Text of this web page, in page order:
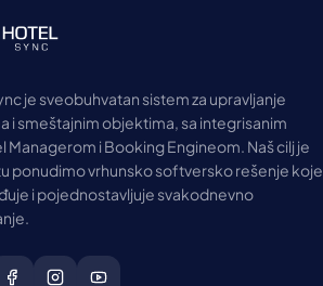
je sveobuhvatan sistem za upravljanje
i smeštajnim objektima, sa integrisanim
Managerom i Booking Engineom. Naš cilj je
ponudimo vrhunsko softversko rešenje koje
i pojednostavljuje svakodnevno